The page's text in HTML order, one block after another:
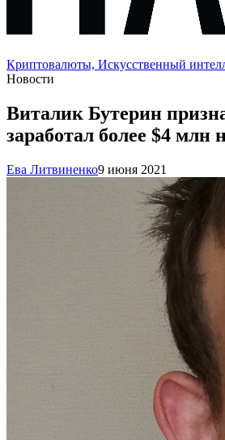
Криптовалюты, Искусственный
Новости
Виталик Бутерин
заработал более $4 млн
Ева Литвиненко9 июня 2021